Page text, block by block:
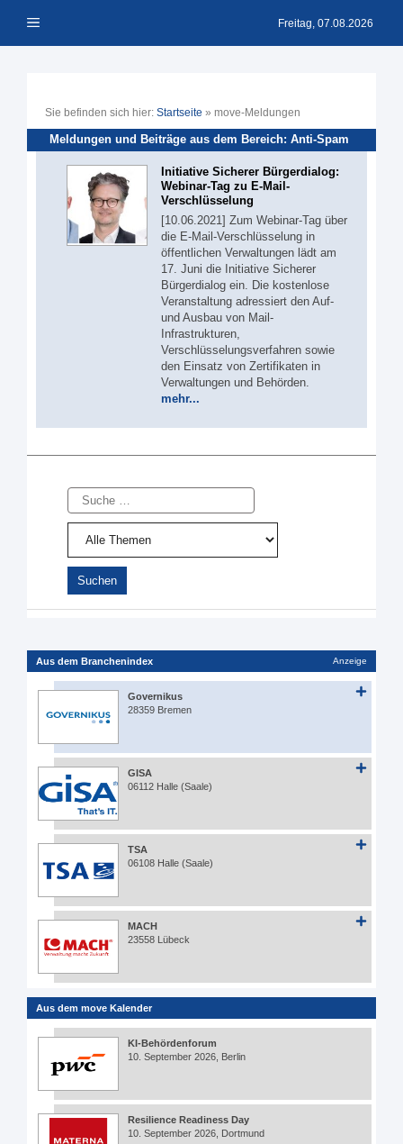
Inhalt Menü Freitag, 07.08.2026
Sie befinden sich hier: Startseite » move-Meldungen
Meldungen und Beiträge aus dem Bereich: Anti-Spam
Initiative Sicherer Bürgerdialog:
Webinar-Tag zu E-Mail-
Verschlüsselung
[10.06.2021] Zum Webinar-Tag über
die E-Mail-Verschlüsselung in
öffentlichen Verwaltungen lädt am
17. Juni die Initiative Sicherer
Bürgerdialog ein. Die kostenlose
Veranstaltung adressiert den Auf-
und Ausbau von Mail-
Infrastrukturen,
Verschlüsselungsverfahren sowie
den Einsatz von Zertifikaten in
Verwaltungen und Behörden.
mehr...
Suche
Aus dem Branchenindex Anzeige
Governikus
28359 Bremen
GISA
06112 Halle (Saale)
TSA
06108 Halle (Saale)
MACH
23558 Lübeck
Aus dem move Kalender
KI-Behördenforum
10. September 2026, Berlin
Resilience Readiness Day
10. September 2026, Dortmund